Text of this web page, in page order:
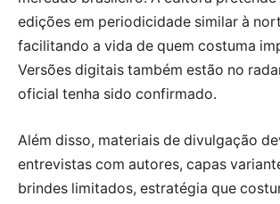
edições em periodicidade similar à
facilitando a vida de quem costuma
Versões digitais também estão no
oficial tenha sido confirmado.
Além disso, materiais de divulgação
entrevistas com autores, capas
brindes limitados, estratégia que